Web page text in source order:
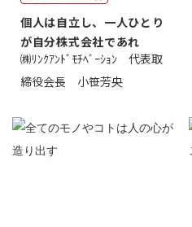
個人は自立し、一人ひとり
が自分株式会社であれ
㈱ﾘﾝｸｱﾝﾄﾞﾓﾁﾍﾞｰｼｮﾝ 代表取
締役会長 小笹芳央